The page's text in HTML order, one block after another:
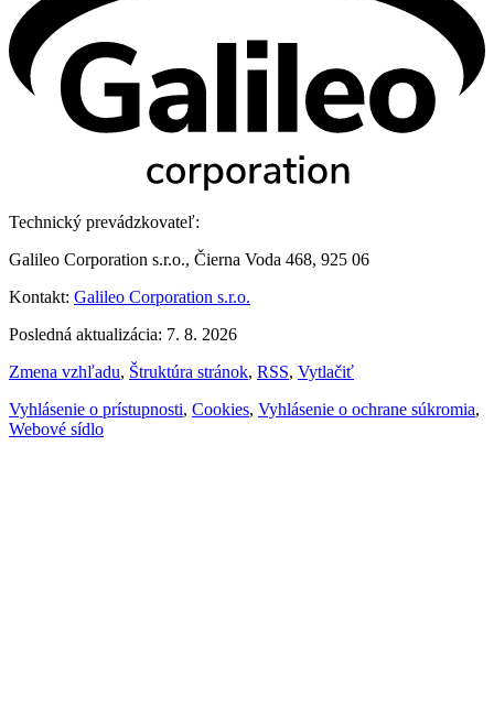
Technický prevádzkovateľ:
Galileo Corporation s.r.o., Čierna Voda 468, 925 06
Kontakt: Galileo Corporation s.r.o.
Posledná aktualizácia: 7. 8. 2026
Zmena vzhľadu, Štruktúra stránok, RSS, Vytlačiť
Vyhlásenie o prístupnosti, Cookies, Vyhlásenie o ochrane súkromia,
Webové sídlo